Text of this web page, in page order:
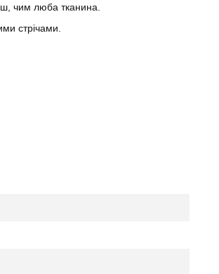
чим люба тканина.
стрічами.